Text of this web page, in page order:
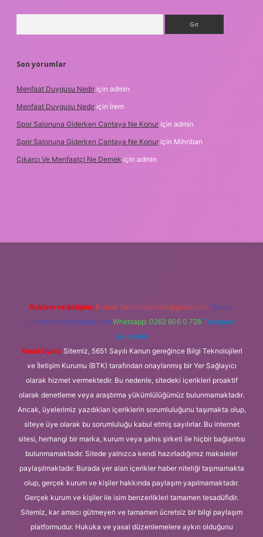
Son yorumlar
Menfaat Duygusu Nedir için admin
Menfaat Duygusu Nedir için İrem
Spor Salonuna Giderken Cantaya Ne Konur için admin
Spor Salonuna Giderken Cantaya Ne Konur için Mihriban
Çıkarcı Ve Menfaatçi Ne Demek için admin
Reklam ve İletişim: E-mail: backlinkpaneli@gmail.com Teams:
forumhizmeti@gmail.com Whatsapp: 0262 606 0 726 Telegram:
@karabul
Yasal Uyarı: Sitemiz, 5651 Sayılı Kanun gereğince Bilgi Teknolojileri
ve İletişim Kurumu (BTK) tarafından onaylanmış bir Yer Sağlayıcı
olarak hizmet vermektedir. Bu nedenle, sitedeki içerikleri proaktif
olarak denetleme veya araştırma yükümlülüğümüz bulunmamaktadır.
Ancak, üyelerimiz yazdıkları içeriklerin sorumluluğunu taşımakta olup,
siteye üye olarak bu sorumluluğu kabul etmiş sayılırlar. Bu internet
sitesi, herhangi bir marka, kurum veya şahıs şirketi ile hiçbir bağlantısı
bulunmamaktadır. Sitede yalnızca kendi hazırladığımız makaleler
paylaşılmaktadır. Burada yer alan içerikler haber niteliği taşımamakta
olup, gerçek kurum ve kişiler hakkında paylaşım yapılmamaktadır.
Gerçek kurum ve kişiler ile isim benzerlikleri tamamen tesadüfidir.
Sitemiz, kar amacı gütmeyen ve tamamen ücretsiz bir bilgi paylaşım
platformudur. Hukuka ve yasal düzenlemelere aykırı olduğunu